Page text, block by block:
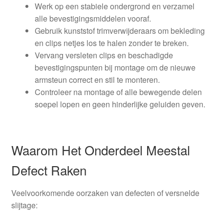
Werk op een stabiele ondergrond en verzamel
alle bevestigingsmiddelen vooraf.
Gebruik kunststof trimverwijderaars om bekleding
en clips netjes los te halen zonder te breken.
Vervang versleten clips en beschadigde
bevestigingspunten bij montage om de nieuwe
armsteun correct en stil te monteren.
Controleer na montage of alle bewegende delen
soepel lopen en geen hinderlijke geluiden geven.
Waarom Het Onderdeel Meestal
Defect Raken
Veelvoorkomende oorzaken van defecten of versnelde
slijtage: